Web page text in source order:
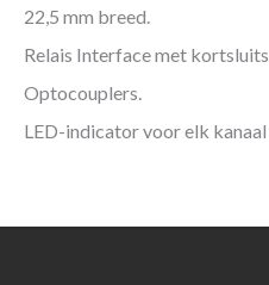
22,5 mm breed.
Relais Interface met
Optocouplers.
LED-indicator voor elk kanaal